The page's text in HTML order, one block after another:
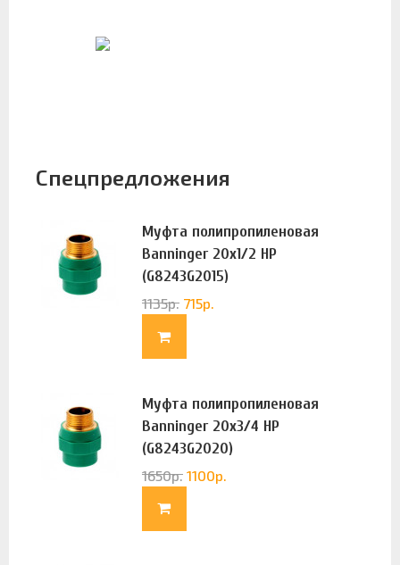
Спецпредложения
Муфта полипропиленовая
Banninger 20х1/2 НР
(G8243G2015)
1135р. 715р.
Муфта полипропиленовая
Banninger 20х3/4 НР
(G8243G2020)
1650р. 1100р.